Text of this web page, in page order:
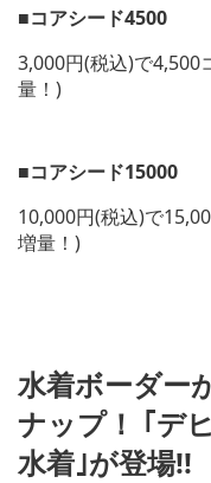
■コアシード4500
3,000円(税込)で4,500
量！)
■コアシード15000
10,000円(税込)で
増量！)
水着ボーダー
ナップ！ ｢デ
水着｣が登場!!